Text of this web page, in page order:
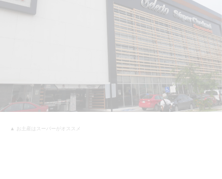
▲ お土産はスーパーがオススメ